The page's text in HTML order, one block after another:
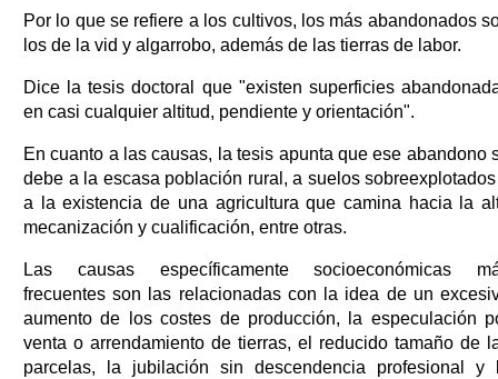
Por lo que se refiere a los cultivos, los más abandonados
los de la vid y algarrobo, además de las tierras de labor.
Dice la tesis doctoral que "existen superficies
en casi cualquier altitud, pendiente y orientación".
En cuanto a las causas, la tesis apunta que ese abandono
debe a la escasa población rural, a suelos
a la existencia de una agricultura que camina hacia la
mecanización y cualificación, entre otras.
Las causas específicamente socioeconómicas
frecuentes son las relacionadas con la idea de un
aumento de los costes de producción, la especulación
venta o arrendamiento de tierras, el reducido tamaño de
parcelas, la jubilación sin descendencia profesional y